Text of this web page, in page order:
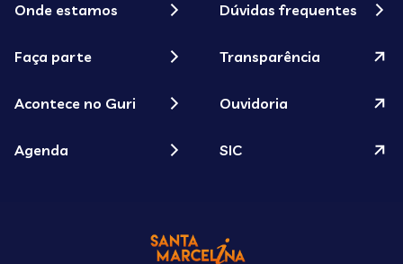
Onde estamos
Faça parte
Acontece no Guri
Agenda
Dúvidas frequentes
Transparência
Ouvidoria
SIC